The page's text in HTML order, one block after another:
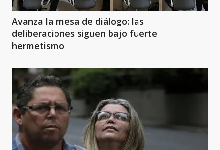
Avanza la mesa de diálogo: las
deliberaciones siguen bajo fuerte
hermetismo